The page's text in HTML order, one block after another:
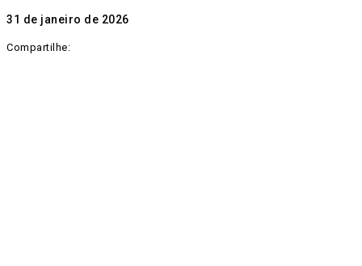
31 de janeiro de 2026
Compartilhe: